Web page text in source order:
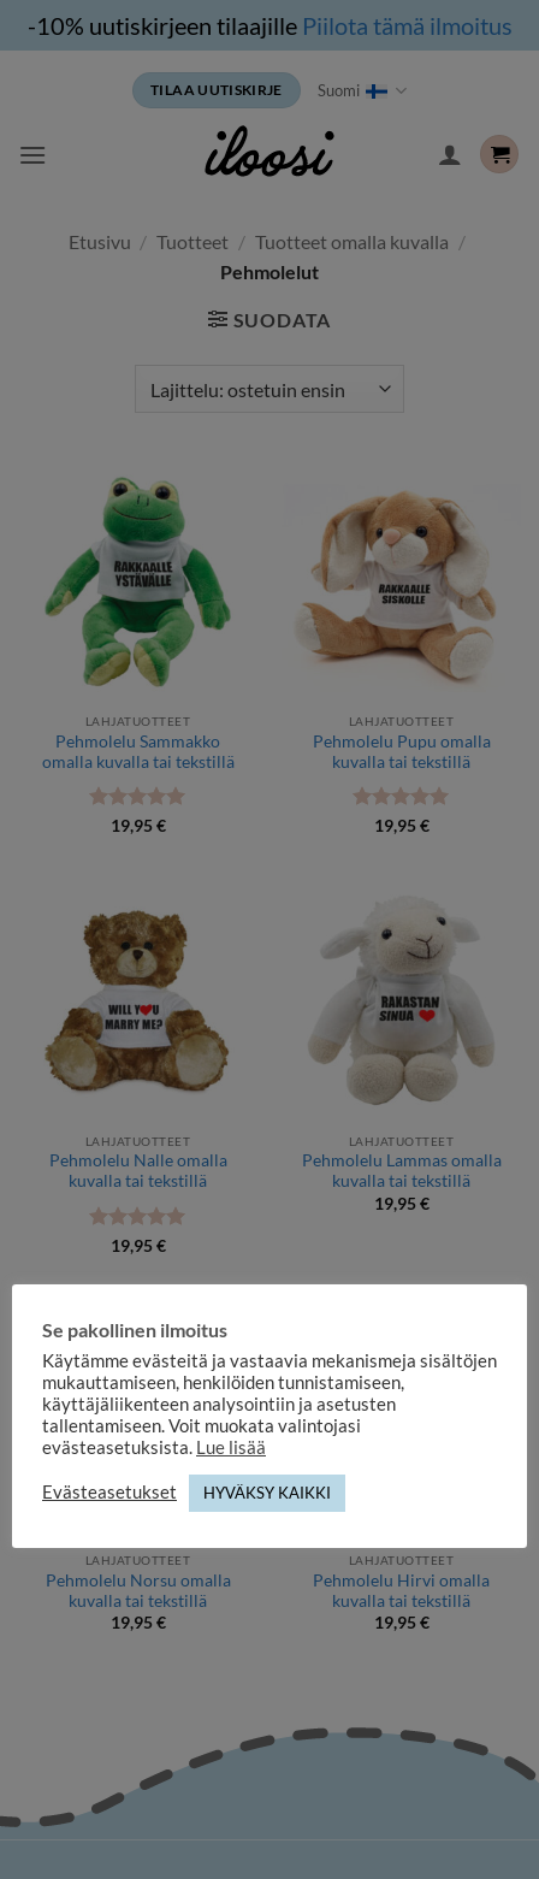
-10% uutiskirjeen tilaajille Piilota tämä ilmoitus
TILAA UUTISKIRJE Suomi
Etusivu / Tuotteet / Tuotteet omalla kuvalla /
Pehmolelut
SUODATA
LAHJATUOTTEET
Pehmolelu Sammakko
omalla kuvalla tai tekstillä
Arvostelu
19,95€
LAHJATUOTTEET
Pehmolelu Pupu omalla
kuvalla tai tekstillä
Arvostelu
19,95€
LAHJATUOTTEET
Pehmolelu Nalle omalla
kuvalla tai tekstillä
Arvostelu
/ 5
19,95€
LAHJATUOTTEET
Pehmolelu Lammas omalla
kuvalla tai tekstillä
19,95€
LAHJATUOTTEET
Pehmolelu Norsu omalla
kuvalla tai tekstillä
19,95€
LAHJATUOTTEET
Pehmolelu Hirvi omalla
kuvalla tai tekstillä
19,95€
Se pakollinen ilmoitus
Käytämme evästeitä ja vastaavia mekanismeja sisältöjen
mukauttamiseen, henkilöiden tunnistamiseen,
käyttäjäliikenteen analysointiin ja asetusten
tallentamiseen. Voit muokata valintojasi
evästeasetuksista. Lue lisää
Evästeasetukset HYVÄKSY KAIKKI